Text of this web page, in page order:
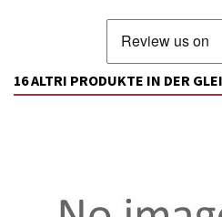
16 ALTRI PRODUKTE IN DER